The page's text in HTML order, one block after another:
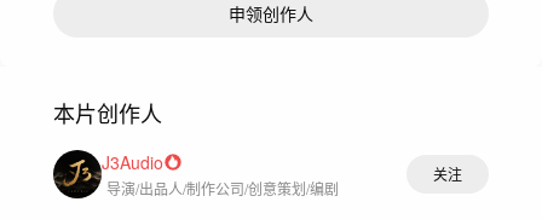
申领创作人
本片创作人
J3Audio
导演/出品人/制作公司/创意策划/编剧
关注